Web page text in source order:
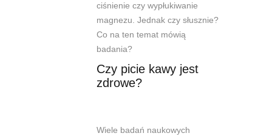
ciśnienie czy wypłukiwanie
magnezu. Jednak czy słusznie?
Co na ten temat mówią
badania?
Czy picie kawy jest
zdrowe?
Wiele badań naukowych